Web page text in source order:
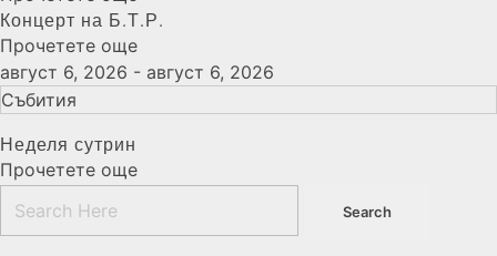
Концерт на Б.Т.Р.
Прочетете още
август 6, 2026 - август 6, 2026
Събития
Неделя сутрин
Прочетете още